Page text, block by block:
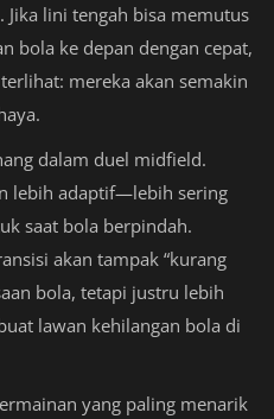
lini tengah bisa memutus
bola ke depan dengan cepat,
mereka akan semakin
dalam duel midfield.
lebih adaptif—lebih sering
saat bola berpindah.
akan tampak “kurang
bola, tetapi justru lebih
lawan kehilangan bola di
yang paling menarik